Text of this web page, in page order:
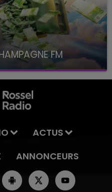
FM
FM, à 8H10
ACTUS
ANNONCEURS